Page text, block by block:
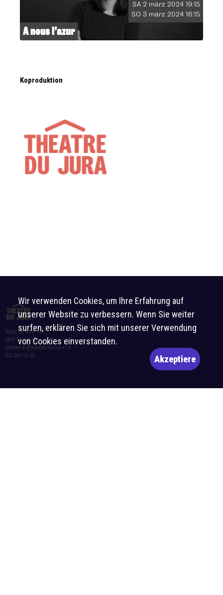
SA 2 märz 2024 19:15
SO 3 märz 2024 16:15
A nous l’azur
Koproduktion
Route de Bâle 10
2800 Delémont
billetterie@theatre-du-jura.ch
032 566 55 55
Wir verwenden Cookies, um Ihre Erfahrung auf
unserer Website zu verbessern. Wenn Sie weiter
surfen, erklären Sie sich mit unserer Verwendung
von Cookies einverstanden.
Akzeptiere